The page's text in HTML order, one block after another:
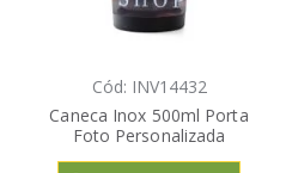
Cód: INV14432
Caneca Inox 500ml Porta
Foto Personalizada